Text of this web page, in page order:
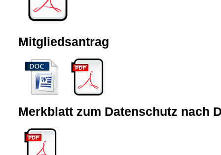
Mitgliedsantrag
Merkblatt zum Datenschutz nach